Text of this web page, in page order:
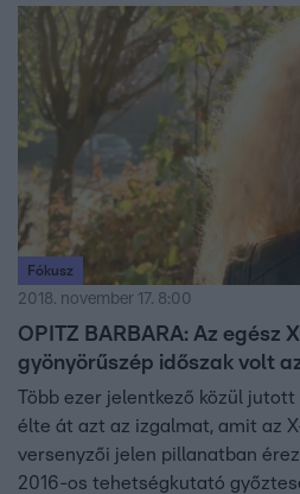
Fókusz
2018. november 17. 8:00
OPITZ BARBARA: Az egész
gyönyörűszép időszak volt
Több ezer jelentkező közül
élte át azt az izgalmat, amit az
versenyzői jelen pillanatban
2016-os tehetségkutató